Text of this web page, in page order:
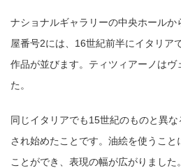
ナショナルギャラリーの中央ホールか
屋番号2には、16世紀前半にイタリア
作品が並びます。ティツィアーノはヴ
た。
同じイタリアでも15世紀のものと異
され始めたことです。油絵を使うこと
ことができ、表現の幅が広がりました。